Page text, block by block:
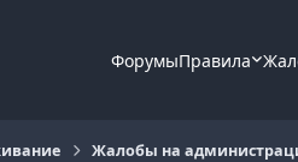
ФорумыПравила
Жалобы на